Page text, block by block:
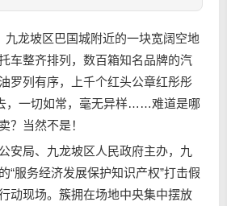
龙坡区巴国城附近的一块宽阔空地
车整齐排列，数百箱知名品牌的汽
罗列有序，上千个红头公章红彤彤
，一切如常，毫无异样……难道是哪
？当然不是！
局、九龙坡区人民政府主办，九
“服务经济发展保护知识产权”打击假
动现场。簇拥在场地中央集中摆放